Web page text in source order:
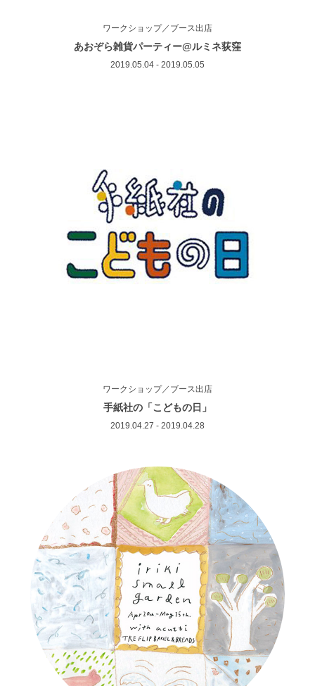
ワークショップ／ブース出店
あおぞら雑貨パーティー@ルミネ荻窪
2019.05.04 - 2019.05.05
ワークショップ／ブース出店
手紙社の「こどもの日」
2019.04.27 - 2019.04.28